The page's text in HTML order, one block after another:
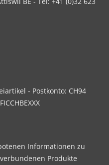
- Postkonto: CH94
Informationen zu
Produkte